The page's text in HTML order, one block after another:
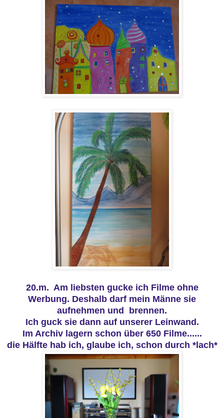
20.m. Am liebsten gucke ich Filme ohne
Werbung. Deshalb darf mein Männe sie
aufnehmen und brennen.
Ich guck sie dann auf unserer Leinwand.
Im Archiv lagern schon über 650 Filme......
die Hälfte hab ich, glaube ich, schon durch *lach*